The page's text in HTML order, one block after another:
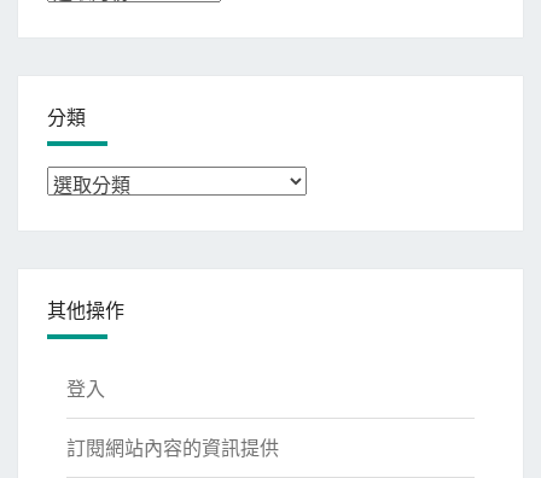
分類
分
其他操作
登入
訂閱網站內容的資訊提供